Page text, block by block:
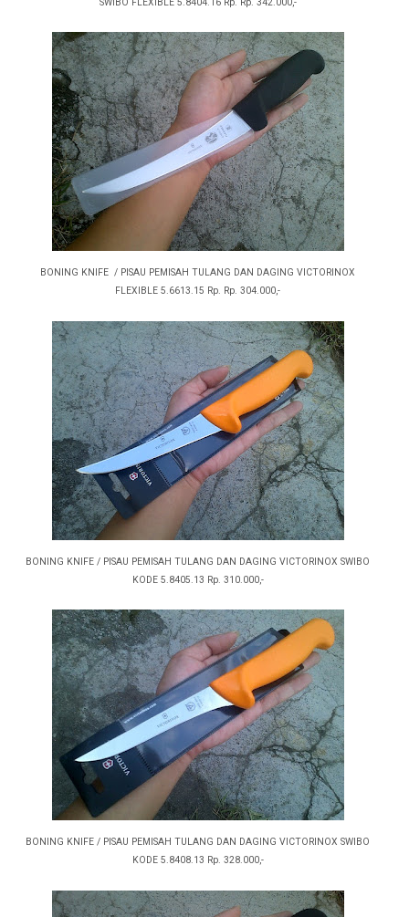
BONING KNIFE / PISAU PEMISAH TULANG DAN DAGING VICTORINOX
FLEXIBLE 5.6613.15 Rp. Rp. 304.000,-
BONING KNIFE / PISAU PEMISAH TULANG DAN DAGING VICTORINOX SWIBO
KODE 5.8405.13 Rp. 310.000,-
BONING KNIFE / PISAU PEMISAH TULANG DAN DAGING VICTORINOX SWIBO
KODE 5.8408.13 Rp. 328.000,-